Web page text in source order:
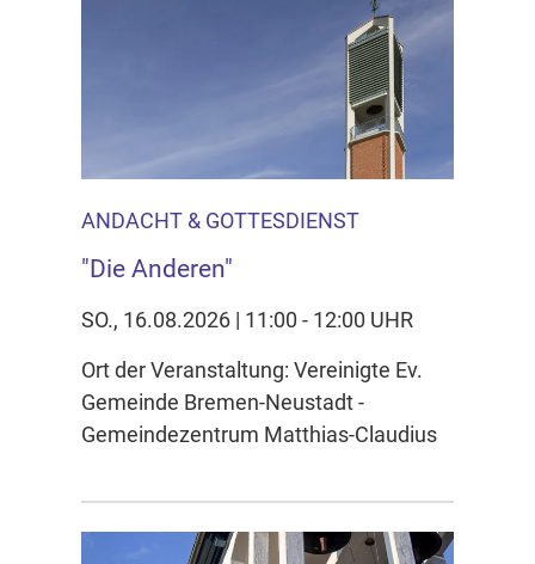
ANDACHT & GOTTESDIENST
"Die Anderen"
SO., 16.08.2026 | 11:00 - 12:00 UHR
Ort der Veranstaltung: Vereinigte Ev.
Gemeinde Bremen-Neustadt -
Gemeindezentrum Matthias-Claudius